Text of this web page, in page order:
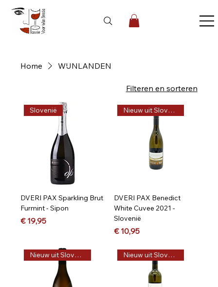
Home WIJNLANDEN
Filteren en sorteren
Slovenië
DVERI PAX Sparkling Brut
Furmint - Sipon
Prijs
€ 19,95
Nieuw uit Slovenië
DVERI PAX Benedict
White Cuvee 2021 -
Slovenië
Prijs
€ 10,95
Nieuw uit Slovenië Nieuw uit Slovenië